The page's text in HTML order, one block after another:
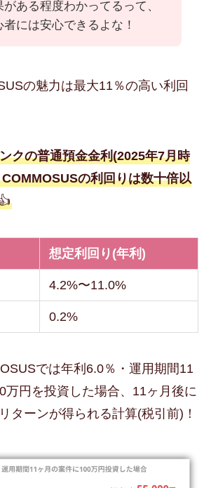
がある程度わかってるって、
者には安心できるよな！
の魅力は最大11％の高い利回
クの普通預金金利(2025年7月時
の利回りは数十倍以
想定利回り(年利)
4.2%〜11.0%
0.2%
では年利6.0％・運用期間11
万円を投資した場合、11ヶ月後に
ターンが得られる計算(税引前)！